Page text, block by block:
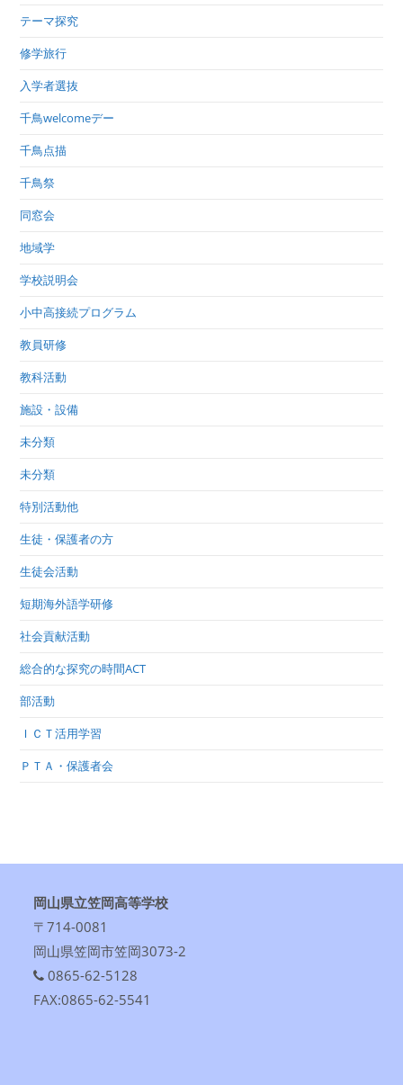
テーマ探究
修学旅行
入学者選抜
千鳥welcomeデー
千鳥点描
千鳥祭
同窓会
地域学
学校説明会
小中高接続プログラム
教員研修
教科活動
施設・設備
未分類
未分類
特別活動他
生徒・保護者の方
生徒会活動
短期海外語学研修
社会貢献活動
総合的な探究の時間ACT
部活動
ＩＣＴ活用学習
ＰＴＡ・保護者会
岡山県立笠岡高等学校
〒714-0081
岡山県笠岡市笠岡3073-2
0865-62-5128
FAX:0865-62-5541